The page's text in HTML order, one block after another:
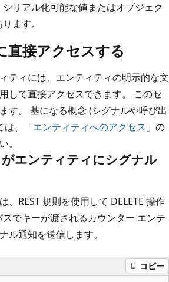
リアル化可能な値またはオブジェク
ます。
直接アクセスする
ティには、エンティティの明示的な文
して直接アクセスできます。 このセ
す。 基になる概念 (シグナルや呼び出
は、「エンティティへのアクセス 」の
。
エンティティにシグナル
、REST 規則を使用して DELETE 操作
でキーが渡されるカウンター エンテ
ル通知を送信します。
コピー